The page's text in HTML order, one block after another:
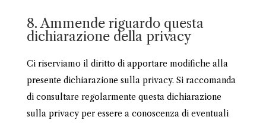
8. Ammende riguardo questa
dichiarazione della privacy
Ci riserviamo il diritto di apportare modifiche alla
presente dichiarazione sulla privacy. Si raccomanda
di consultare regolarmente questa dichiarazione
sulla privacy per essere a conoscenza di eventuali